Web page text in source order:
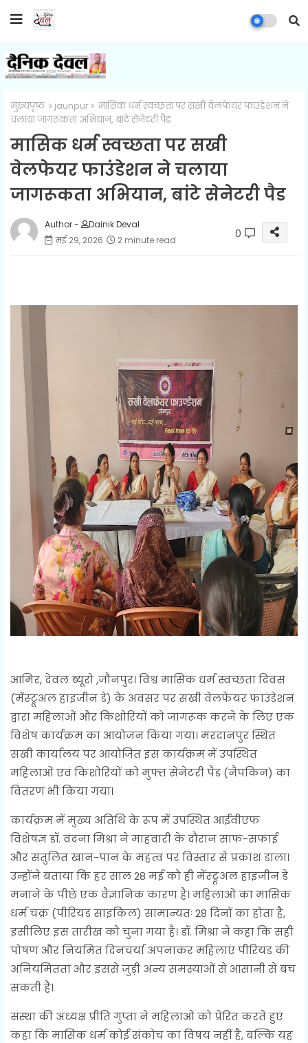
मुख्यपृष्ठ jaunpur
मासिक धर्म स्वच्छता पर सखी वेलफेयर फाउंडेशन ने
चलाया जागरूकता अभियान, बांटे सेनेटरी पैड
मासिक धर्म स्वच्छता पर सखी
वेलफेयर फाउंडेशन ने चलाया
जागरूकता अभियान, बांटे सेनेटरी पैड
Author -
Dainik Deval
मई 29, 2026
2 minute read 0
आमिर, देवल ब्यूरो ,जौनपुर। विश्व मासिक धर्म स्वच्छता दिवस
(मेंस्ट्रूअल हाइजीन डे) के अवसर पर सखी वेलफेयर फाउंडेशन
द्वारा महिलाओं और किशोरियों को जागरूक करने के लिए एक
विशेष कार्यक्रम का आयोजन किया गया। मरदानपुर स्थित
सखी कार्यालय पर आयोजित इस कार्यक्रम में उपस्थित
महिलाओं एवं किशोरियों को मुफ्त सेनेटरी पैड (नैपकिन) का
वितरण भी किया गया।
कार्यक्रम में मुख्य अतिथि के रूप में उपस्थित आईवीएफ
विशेषज्ञ डॉ. वंदना मिश्रा ने माहवारी के दौरान साफ-सफाई
और संतुलित खान-पान के महत्व पर विस्तार से प्रकाश डाला।
उन्होंने बताया कि हर साल 28 मई को ही मेंस्ट्रूअल हाइजीन डे
मनाने के पीछे एक वैज्ञानिक कारण है। महिलाओं का मासिक
धर्म चक्र (पीरियड साइकिल) सामान्यतः 28 दिनों का होता है,
इसीलिए इस तारीख को चुना गया है। डॉ. मिश्रा ने कहा कि सही
पोषण और नियमित दिनचर्या अपनाकर महिलाएं पीरियड की
अनियमितता और इससे जुड़ी अन्य समस्याओं से आसानी से बच
सकती हैं।
संस्था की अध्यक्ष प्रीति गुप्ता ने महिलाओं को प्रेरित करते हुए
कहा कि मासिक धर्म कोई संकोच का विषय नहीं है, बल्कि यह